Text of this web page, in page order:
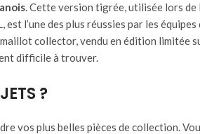
. Cette version tigrée, utilisée lors de
l’une des plus réussies par les équipes
collector, vendu en édition limitée
difficile à trouver.
?
vos plus belles pièces de collection.